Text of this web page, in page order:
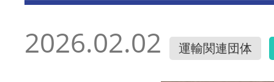
2026.02.02 運輸関連団体